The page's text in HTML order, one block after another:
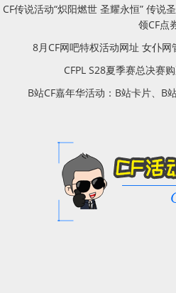
CF传说活动“炽阳燃世 圣耀永恒” 传说
领CF点
8月CF网吧特权活动网址 女仆
CFPL S28夏季赛总决赛
B站CF嘉年华活动：B站卡片、B